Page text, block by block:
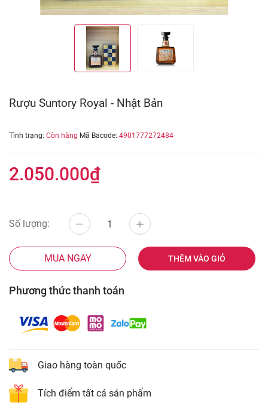
Rượu Suntory Royal - Nhật Bản
Tình trạng: Còn hàng Mã Bacode: 4901777272484
2.050.000₫
Số lượng:
MUA NGAY THÊM VÀO GIỎ
Phương thức thanh toán
Giao hàng toàn quốc
Tích điểm tất cả sản phẩm